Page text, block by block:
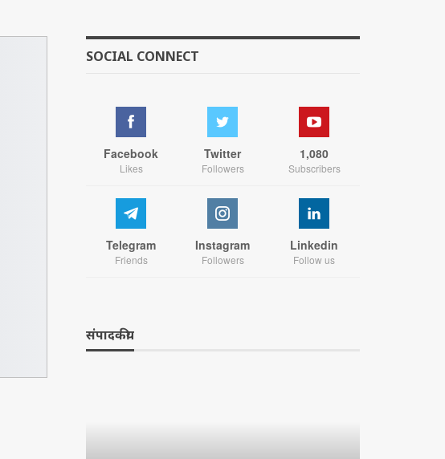
SOCIAL CONNECT
Facebook
Likes
Twitter
Followers
1,080
Subscribers
Telegram
Friends
Instagram
Followers
Linkedin
Follow us
संपादकीय